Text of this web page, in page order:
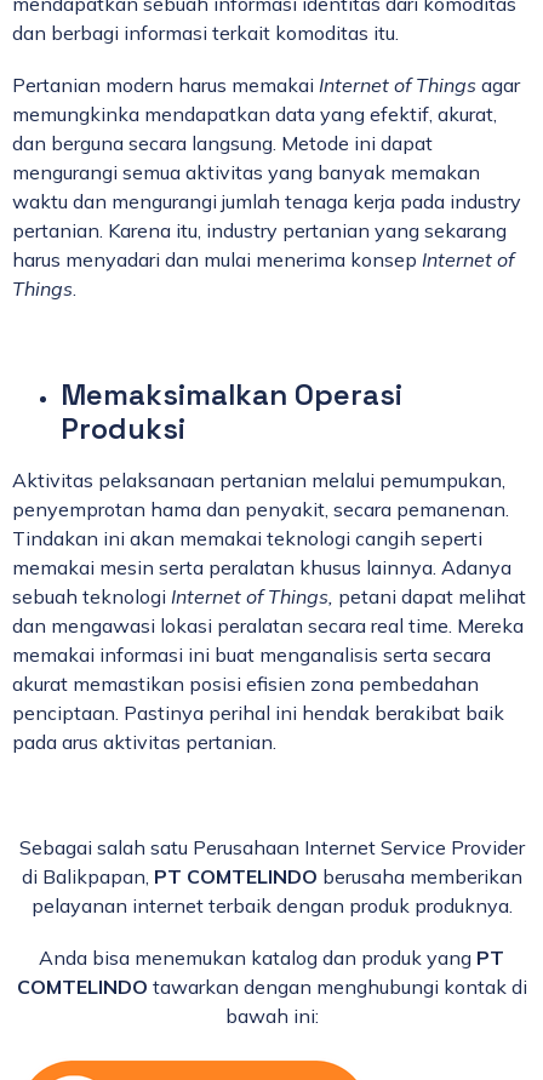
dan berbagi informasi terkait komoditas itu.
Pertanian modern harus memakai Internet of Things agar
memungkinka mendapatkan data yang efektif, akurat,
dan berguna secara langsung. Metode ini dapat
mengurangi semua aktivitas yang banyak memakan
waktu dan mengurangi jumlah tenaga kerja pada industry
pertanian. Karena itu, industry pertanian yang sekarang
harus menyadari dan mulai menerima konsep Internet of
Things
Memaksimalkan Operasi
Produksi
Aktivitas pelaksanaan pertanian melalui pemumpukan,
penyemprotan hama dan penyakit, secara pemanenan.
Tindakan ini akan memakai teknologi cangih seperti
memakai mesin serta peralatan khusus lainnya. Adanya
sebuah teknologi Internet of Things, petani dapat melihat
dan mengawasi lokasi peralatan secara real time. Mereka
memakai informasi ini buat menganalisis serta secara
akurat memastikan posisi efisien zona pembedahan
penciptaan. Pastinya perihal ini hendak berakibat baik
pada arus aktivitas pertanian.
Sebagai salah satu Perusahaan Internet Service Provider
di Balikpapan, PT COMTELINDO berusaha memberikan
pelayanan internet terbaik dengan produk produknya.
Anda bisa menemukan katalog dan produk yang PT
COMTELINDO tawarkan dengan menghubungi kontak di
bawah ini: